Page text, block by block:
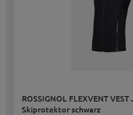
ROSSIGNOL FLEXVENT VEST
Skiprotektor schwarz